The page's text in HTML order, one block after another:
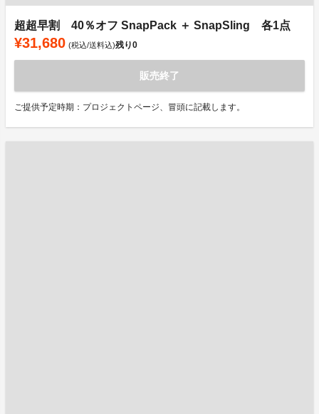
超超早割 40％オフ SnapPack ＋ SnapSling 各1点
¥31,680 (税込/送料込)残り0
販売終了
ご提供予定時期：プロジェクトページ、冒頭に記載します。